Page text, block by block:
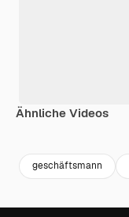
Ähnliche Videos
geschäftsmann